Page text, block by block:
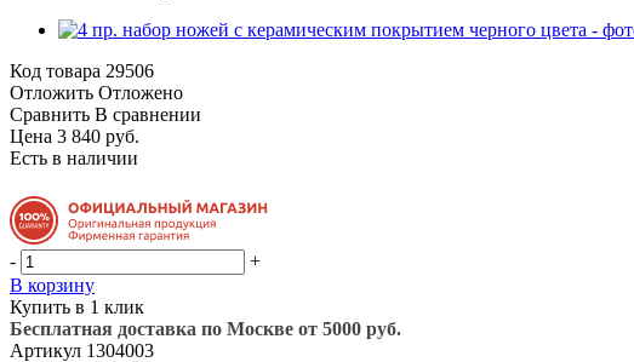
Код товара 29506
Отложить Отложено
Сравнить В сравнении
Цена 3 840 руб.
Есть в наличии
-
+
В корзину
Купить в 1 клик
Бесплатная доставка по Москве от 5000 руб.
Артикул 1304003